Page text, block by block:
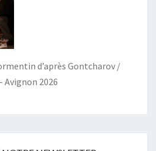
d’après Gontcharov /
Avignon 2026